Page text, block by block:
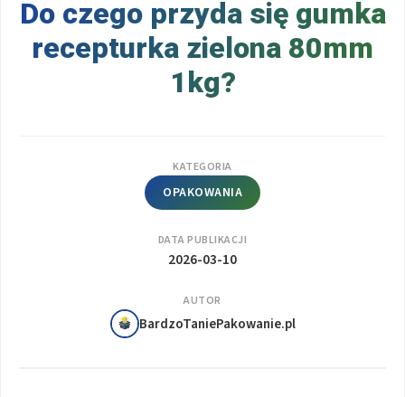
Do czego przyda się gumka
recepturka zielona 80mm
1kg?
KATEGORIA
OPAKOWANIA
DATA PUBLIKACJI
2026-03-10
AUTOR
BardzoTaniePakowanie.pl